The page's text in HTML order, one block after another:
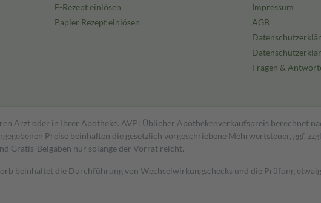
E-Rezept einlösen
Papier Rezept einlösen
Impressum
AGB
Fragen &
Arzt oder in Ihrer Apotheke. AVP: Üblicher Apothekenverkaufspreis berechnet
Preise beinhalten die gesetzlich vorgeschriebene Mehrwertsteuer, ggf.
Gratis-Beigaben nur solange der Vorrat reicht.
beinhaltet die Durchführung von Wechselwirkungschecks und die Prüfung